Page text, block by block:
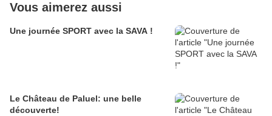
Vous aimerez aussi
Une journée SPORT avec la SAVA !
Le Château de Paluel: une belle
découverte!